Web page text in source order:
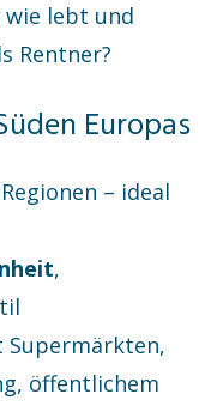
lebt und
Rentner?
Europas
– ideal
,
öffentlichem